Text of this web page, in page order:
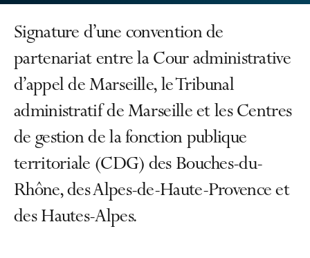
Signature d’une convention de
partenariat entre la Cour administrative
d’appel de Marseille, le Tribunal
administratif de Marseille et les Centres
de gestion de la fonction publique
territoriale (CDG) des Bouches-du-
Rhône, des Alpes-de-Haute-Provence et
des Hautes-Alpes.